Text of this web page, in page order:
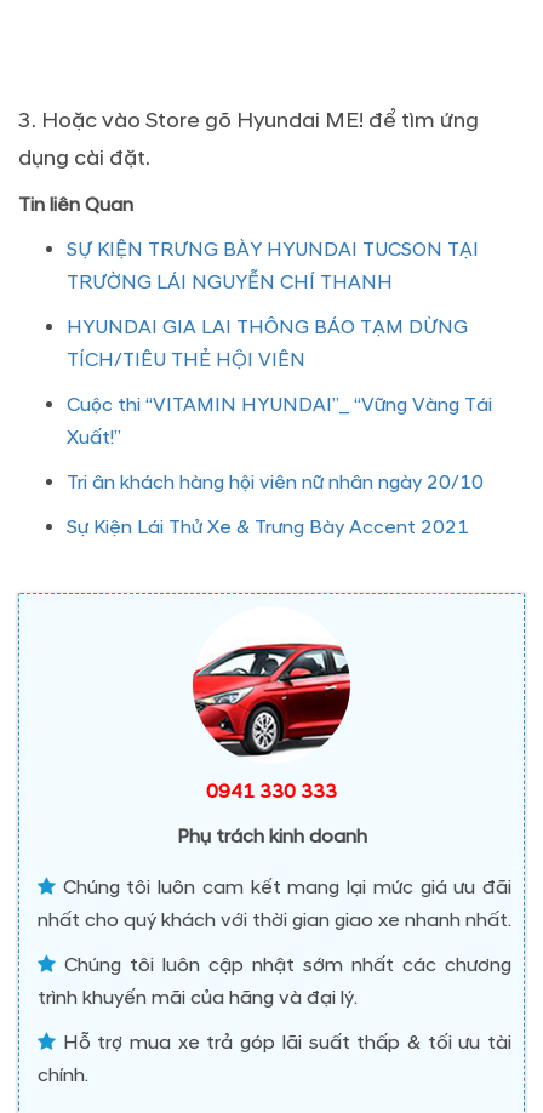
3. Hoặc vào Store gõ Hyundai ME! để tìm ứng
dụng cài đặt.
Tin liên Quan
SỰ KIỆN TRƯNG BÀY HYUNDAI TUCSON TẠI
TRƯỜNG LÁI NGUYỄN CHÍ THANH
HYUNDAI GIA LAI THÔNG BÁO TẠM DỪNG
TÍCH/TIÊU THẺ HỘI VIÊN
Cuộc thi “VITAMIN HYUNDAI”_ “Vững Vàng Tái
Xuất!”
Tri ân khách hàng hội viên nữ nhân ngày 20/10
Sự Kiện Lái Thử Xe & Trưng Bày Accent 2021
0941 330 333
Phụ trách kinh doanh
Chúng tôi luôn cam kết mang lại mức giá ưu đãi
nhất cho quý khách với thời gian giao xe nhanh nhất.
Chúng tôi luôn cập nhật sớm nhất các chương
trình khuyến mãi của hãng và đại lý.
Hỗ trợ mua xe trả góp lãi suất thấp & tối ưu tài
chính.